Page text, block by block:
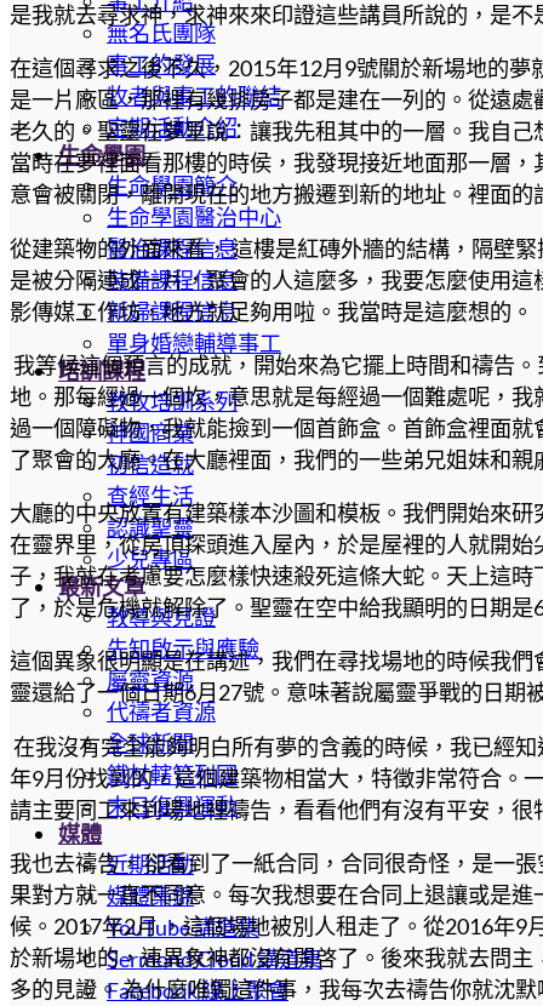
無名氏團隊
事工的發展
牧者與事工的聯結
定期活動介紹
生命學園
生命學園簡介
生命學園醫治中心
醫治課程信息
裝備課程信息
新婦課程信息
單身婚戀輔導事工
培訓課程
教牧培訓系列
神國商業
初信造就
查經生活
認識聖靈
少兒專區
最新文章
教導與見證
先知啟示與應驗
屬靈資源
代禱者資源
全球新聞
鐵杖轄管列國
末日復興運動
媒體
近期活動
媒體集錦
YouTube 講道集
Sermond Cloud 講道集
Facebook 線上聚會
是我就去尋求神，求神來來印證這些講員所說的，是
在這個尋求之後不久，2015年12月9號關於新場地的
是一片廠區，那裡有幾排房子都是建在一列的。從遠
老久的。聖靈在夢里說：讓我先租其中的一層。我自
當時在夢裡面看那樓的時侯，我發現接近地面那一層
意會被關閉，離開現在的地方搬遷到新的地址。裡面
從建築物的外面來看， 這樓是紅磚外牆的結構，隔壁
是被分隔連成一片，聚會的人這麼多，我要怎麼使用
影傳媒工作坊，地方就足夠用啦。我當時是這麼想的。
我等候這個預言的成就，開始來為它擺上時間和禱告
地。那每經過一個坎，意思就是每經過一個難處呢，
過一個障礙物，我就能撿到一個首飾盒。首飾盒裡面
了聚會的大廳。在大廳裡面，我們的一些弟兄姐妹和
大廳的中央放置有建築樣本沙圖和模板。我們開始來
在靈界里，從房頂探頭進入屋內，於是屋裡的人就開
子，我就在考慮要怎麼樣快速殺死這條大蛇。天上這
了，於是危機就解除了。聖靈在空中給我顯明的日期是
這個異象很明顯是在講述，我們在尋找場地的時候我
靈還給了一個日期6月27號。意味著說屬靈爭戰的日期
在我沒有完全能夠明白所有夢的含義的時候，我已經
年9月份找到的，這個建築物相當大，特徵非常符合。
請主要同工來到場地裡禱告，看看他們有沒有平安，
我也去禱告， 卻看到了一紙合同，合同很奇怪，是一
果對方就一直不同意。每次我想要在合同上退讓或是
候。2017年2月 ，這個場地被別人租走了。從2016年
於新場地的，連異象神都沒有開啓了。後來我就去問
多的見證。 為什麼唯獨這件事，我每次去禱告你就沈